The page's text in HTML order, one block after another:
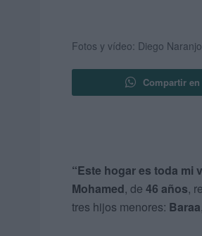
Fotos y vídeo: Diego
Compartir
“Este hogar es toda mi
Mohamed, de 46 años,
tres hijos menores: Baraa